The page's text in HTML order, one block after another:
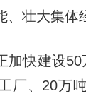
壮大集体
快建设50
厂、20万